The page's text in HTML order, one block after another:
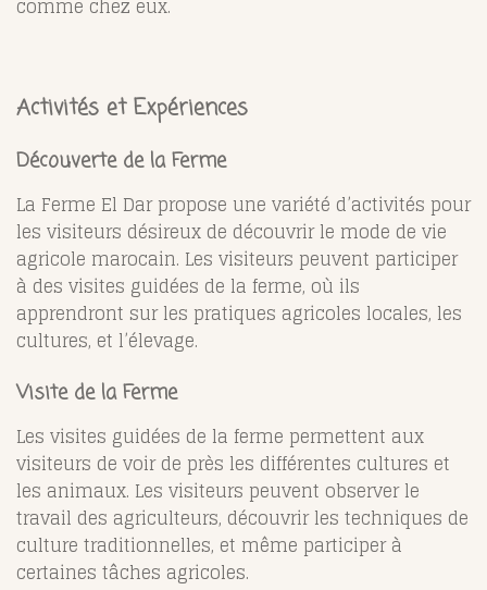
comme chez eux.
Activités et Expériences
Découverte de la Ferme
La Ferme El Dar propose une variété d’activités pour
les visiteurs désireux de découvrir le mode de vie
agricole marocain. Les visiteurs peuvent participer
à des visites guidées de la ferme, où ils
apprendront sur les pratiques agricoles locales, les
cultures, et l’élevage.
Visite de la Ferme
Les visites guidées de la ferme permettent aux
visiteurs de voir de près les différentes cultures et
les animaux. Les visiteurs peuvent observer le
travail des agriculteurs, découvrir les techniques de
culture traditionnelles, et même participer à
certaines tâches agricoles.